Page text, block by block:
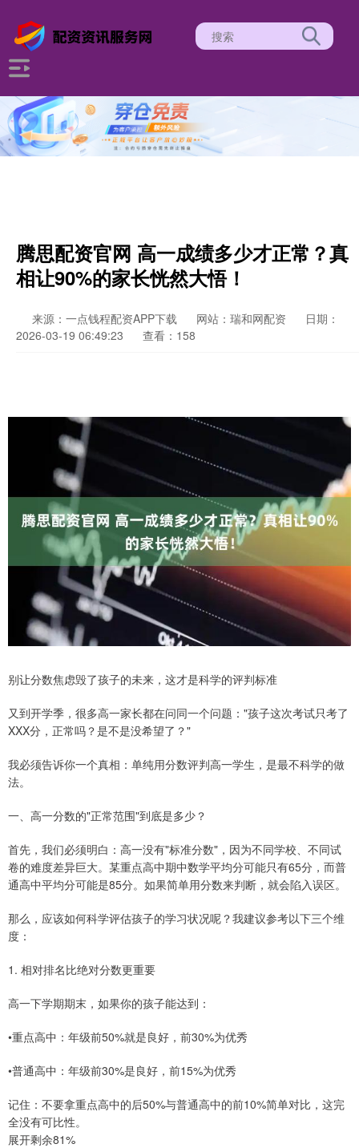
腾思配资官网 高一成绩多少才正常？真
相让90%的家长恍然大悟！
来源：一点钱程配资APP下载 网站：瑞和网配资
日期：
2026-03-19 06:49:23
查看：158
别让分数焦虑毁了孩子的未来，这才是科学的评判标准
又到开学季，很多高一家长都在问同一个问题："孩子这次考试只考了
XXX分，正常吗？是不是没希望了？"
我必须告诉你一个真相：单纯用分数评判高一学生，是最不科学的做
法。
一、高一分数的"正常范围"到底是多少？
首先，我们必须明白：高一没有"标准分数"，因为不同学校、不同试
卷的难度差异巨大。某重点高中期中数学平均分可能只有65分，而普
通高中平均分可能是85分。如果简单用分数来判断，就会陷入误区。
那么，应该如何科学评估孩子的学习状况呢？我建议参考以下三个维
度：
1. 相对排名比绝对分数更重要
高一下学期期末，如果你的孩子能达到：
•重点高中：年级前50%就是良好，前30%为优秀
•普通高中：年级前30%是良好，前15%为优秀
记住：不要拿重点高中的后50%与普通高中的前10%简单对比，这完
全没有可比性。
展开剩余81%